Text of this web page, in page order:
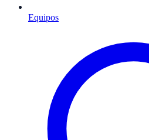
Equipos